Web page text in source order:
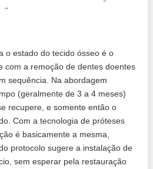
”
o estado do tecido ósseo é o
com a remoção de dentes doentes
sequência. Na abordagem
(geralmente de 3 a 4 meses)
recupere, e somente então o
Com a tecnologia de próteses
é basicamente a mesma,
protocolo sugere a instalação de
sem esperar pela restauração